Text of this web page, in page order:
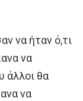
να ήταν ό,τι
να
άλλοι θα
να